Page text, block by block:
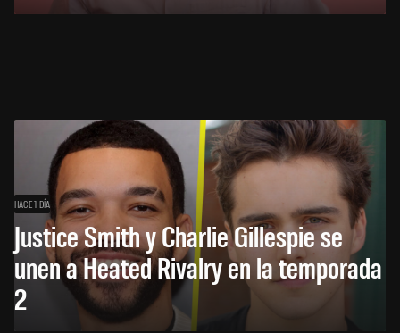
HACE 1 DÍA
Justice Smith y Charlie Gillespie se
unen a Heated Rivalry en la temporada
2